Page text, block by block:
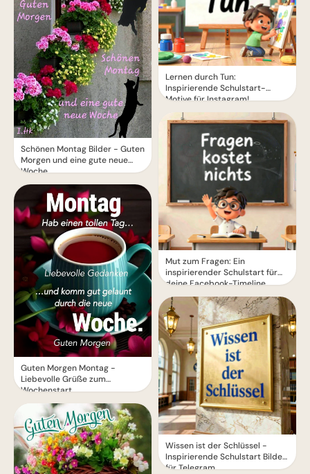
Schönen Montag Bilder - Guten
Morgen und eine gute neue
Woche
Guten Morgen Montag -
Liebevolle Grüße zum
Wochenstart
Lernen durch Tun:
Inspirierende Schulstart-
Motive für Instagram!
Mut zum Fragen: Ein
inspirierender Schulstart für
deine Facebook-Timeline
Wissen ist der Schlüssel -
Inspirierende Schulstart Bilder
für Telegram